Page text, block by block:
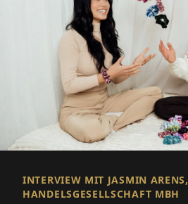
INTERVIEW MIT JASMIN
HANDELSGESELLSCHAFT MBH